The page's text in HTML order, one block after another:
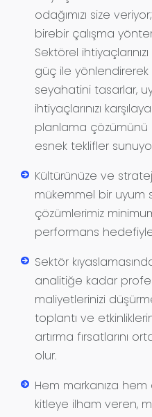
odağımızı size
birebir çalışma
Sektörel
güç ile yönlendirerek
seyahatini tasarlar,
ihtiyaçlarınızı
planlama
esnek teklifler
Kültürünüze ve
mükemmel bir
çözümlerimiz
performans
Sektör
analitiğe kadar
maliyetlerinizi
toplantı ve
artırma fırsatlarını
olur.
Hem markanıza
kitleye ilham veren,